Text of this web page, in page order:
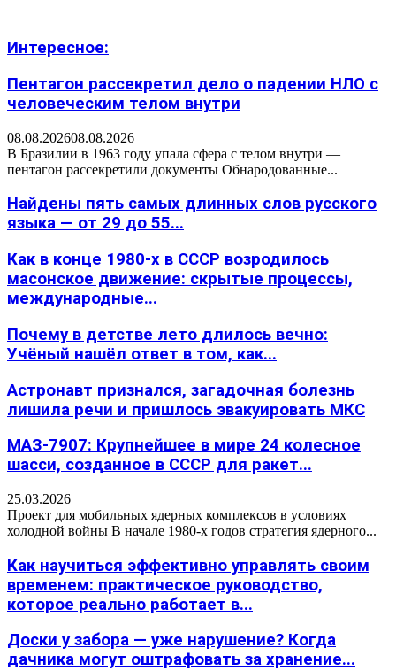
Интересное:
Пентагон рассекретил дело о падении НЛО с
человеческим телом внутри
08.08.202608.08.2026
В Бразилии в 1963 году упала сфера с телом внутри —
пентагон рассекретили документы Обнародованные...
Найдены пять самых длинных слов русского
языка — от 29 до 55...
Как в конце 1980-х в СССР возродилось
масонское движение: скрытые процессы,
международные...
Почему в детстве лето длилось вечно:
Учёный нашёл ответ в том, как...
Астронавт признался, загадочная болезнь
лишила речи и пришлось эвакуировать МКС
МАЗ-7907: Крупнейшее в мире 24 колесное
шасси, созданное в СССР для ракет...
25.03.2026
Проект для мобильных ядерных комплексов в условиях
холодной войны В начале 1980-х годов стратегия ядерного...
Как научиться эффективно управлять своим
временем: практическое руководство,
которое реально работает в...
Доски у забора — уже нарушение? Когда
дачника могут оштрафовать за хранение...